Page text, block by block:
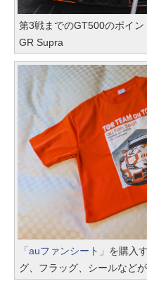
第3戦までのGT500のポイ
GR Supra
「auファンシート」 を購入
グ、フラッグ、シールなど